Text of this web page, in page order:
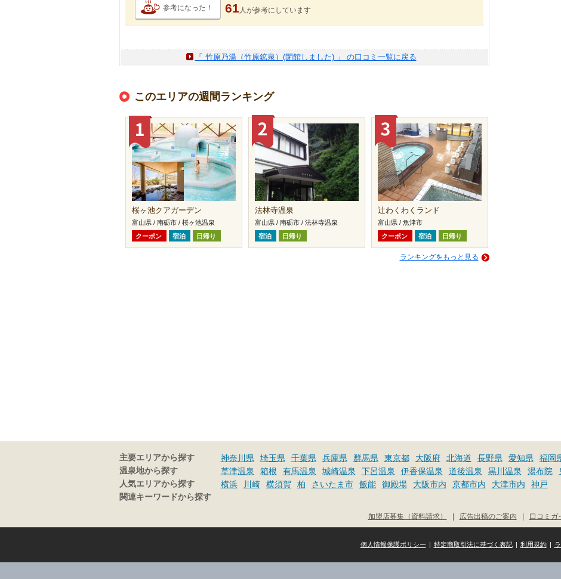
参考になった！ 61 人が参考にしています
「 竹原乃湯（竹原鉱泉）(閉館しました) 」 の口コミ一覧に戻る
このエリアの週間ランキング
桜ヶ池クアガーデン
富山県 / 南砺市 / 桜ヶ池温泉
クーポン
宿泊 日帰り
法林寺温泉
富山県 / 南砺市 / 法林寺温泉
宿泊
日帰り
辻わくわくランド
富山県 / 魚津市
クーポン
宿泊 日帰り
ランキングをもっと見る
主要エリアから探す 神奈川県 埼玉県 千葉県 兵庫県 群馬県 東京都 大阪府 北海道 長野県 愛知県 福岡
温泉地から探す 草津温泉 箱根 有馬温泉 城崎温泉 下呂温泉 伊香保温泉 道後温泉 黒川温泉 湯布院
人気エリアから探す 横浜 川崎 横須賀 柏 さいたま市 飯能 御殿場 大阪市内 京都市内 大津市内 神戸
関連キーワードから探す
口コミガ
|
広告出稿のご案内
|
加盟店募集（資料請求）
|
利用規約
|
特定商取引法に基づく表記
|
個人情報保護ポリシー